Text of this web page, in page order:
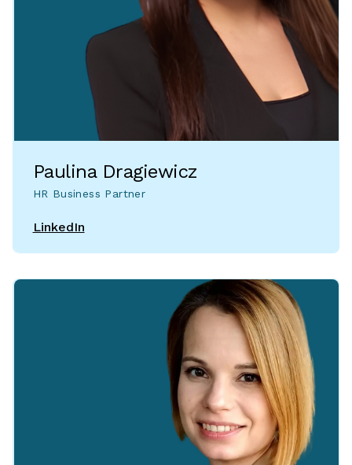
Paulina Dragiewicz
HR Business Partner
LinkedIn